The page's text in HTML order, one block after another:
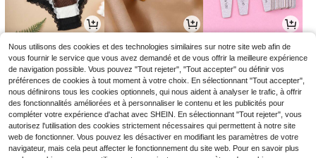
11,51€ Dès3,57€ Dès 3,18€3,28€ -3%
Nous utilisons des cookies et des technologies similaires sur notre site web afin de
vous fournir le service que vous avez demandé et de vous offrir la meilleure expérience
de navigation possible. Vous pouvez "Tout rejeter", "Tout accepter" ou définir vos
préférences de cookies à tout moment à votre choix. En sélectionnant "Tout accepter",
nous définirons tous les cookies optionnels, qui nous aident à analyser le trafic, à offrir
des fonctionnalités améliorées et à personnaliser le contenu et les publicités pour
compléter votre expérience d'achat avec SHEIN. En sélectionnant "Tout rejeter", vous
autorisez l'utilisation des cookies strictement nécessaires qui permettent à notre site
web de fonctionner. Vous pouvez les désactiver en modifiant les paramètres de votre
navigateur, mais cela peut affecter le fonctionnement du site web. Pour en savoir plus